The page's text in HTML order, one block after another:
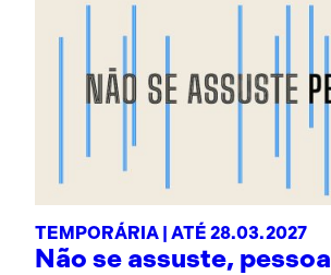
TEMPORÁRIA | ATÉ 28.03.2027
Não se assuste, pessoa